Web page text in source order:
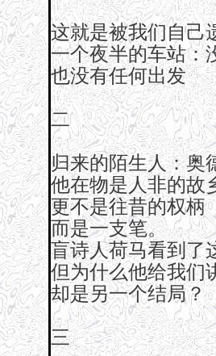
这就是被我们自己
一个夜半的车站：
也没有任何出发
二
归来的陌生人：奥
他在物是人非的故
更不是往昔的权柄
而是一支笔。
盲诗人荷马看到了
但为什么他给我们
却是另一个结局？
三